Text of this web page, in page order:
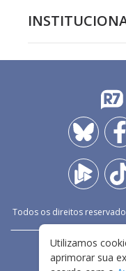
Todos os direitos
Utilizamos
aprimorar sua